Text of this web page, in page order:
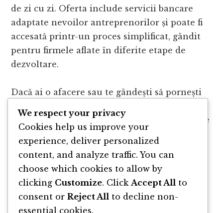
de zi cu zi. Oferta include servicii bancare
adaptate nevoilor antreprenorilor și poate fi
accesată printr-un proces simplificat, gândit
pentru firmele aflate în diferite etape de
dezvoltare.
Dacă ai o afacere sau te gândești să pornești
incluse și condițiile de eligibilitate. Mai multe
informații despre UniCredit MicroStar sunt
disponibile la
https://unicredit.ro/microstar
We respect your privacy
Cookies help us improve your
experience, deliver personalized
content, and analyze traffic. You can
choose which cookies to allow by
clicking Customize. Click Accept All to
consent or Reject All to decline non-
essential cookies.